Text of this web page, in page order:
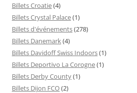
Billets Croatie(4)
Billets Crystal Palace(1)
Billets d'événements(278)
Billets Danemark(4)
Billets Davidoff Swiss Indoors(1)
Billets Deportivo La Corogne(1)
Billets Derby County(1)
Billets Dijon FCO(2)